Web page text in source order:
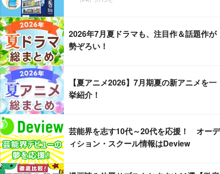
2026年7月夏ドラマも、注目作＆話題作が
勢ぞろい！
【夏アニメ2026】7月期夏の新アニメを一
挙紹介！
芸能界を志す10代～20代を応援！ オーデ
ィション・スクール情報はDeview